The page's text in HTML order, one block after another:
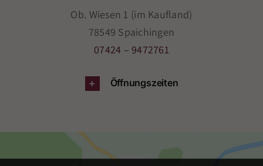
Ob. Wiesen 1 (im Kaufland)
78549 Spaichingen
07424 – 9472761
Öffnungszeiten